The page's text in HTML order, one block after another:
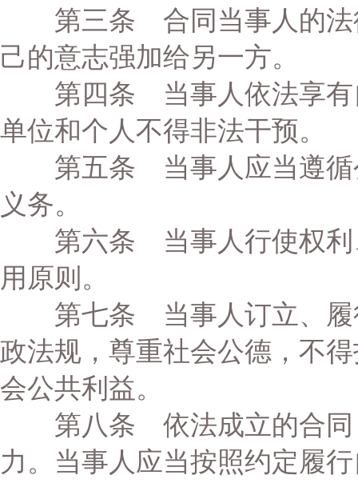
第三条 合同当事人的法
己的意志强加给另一方。
第四条 当事人依法享有
单位和个人不得非法干预。
第五条 当事人应当遵循
义务。
第六条 当事人行使权利
用原则。
第七条 当事人订立、履
政法规，尊重社会公德，不
会公共利益。
第八条 依法成立的合同
力。当事人应当按照约定履